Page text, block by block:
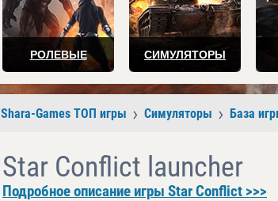
РОЛЕВЫЕ СИМУЛЯТОРЫ
Shara-Games ТОП игры Симуляторы База
Star Conflict launcher
Подробное описание игры Star Conflict >>>